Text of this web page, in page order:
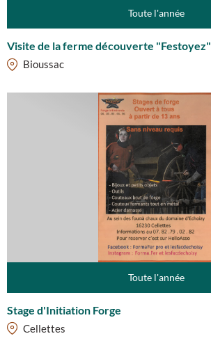
Toute l'année
Visite de la ferme découverte "Festoyez"
Bioussac
Toute l'année
Stage d'Initiation Forge
Cellettes